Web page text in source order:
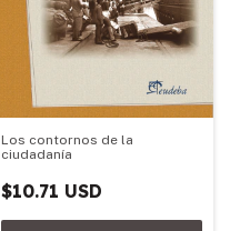
Los contornos de la
ciudadanía
$10.71 USD